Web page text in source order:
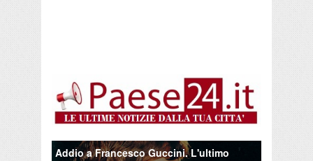
Addio a Francesco Guccini. L'ultimo